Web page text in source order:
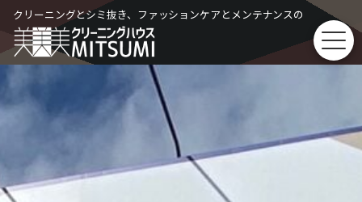
Skip
to
content
クリーニングとシミ抜き、ファッションケアとメンテナンスの